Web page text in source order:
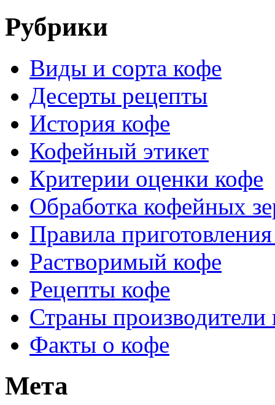
Рубрики
Виды и сорта кофе
Десерты рецепты
История кофе
Кофейный этикет
Критерии оценки кофе
Обработка кофейных
Правила
Растворимый кофе
Рецепты кофе
Страны производители
Факты о кофе
Мета